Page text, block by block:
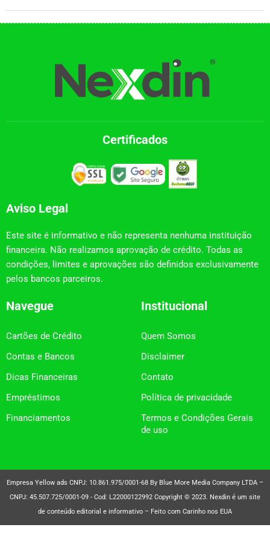
Certificados
Aviso Legal
Este site é informativo e não representa nenhuma instituição
financeira. Não realizamos aprovação de crédito. Todas as
condições, limites e aprovações são definidos exclusivamente
pelos bancos parceiros.
Navegue
Cartões de Crédito
Contas e Bancos
Dicas Financeiras
Empréstimos
Financiamentos
Institucional
Quem Somos
Disclaimer
Contato
Política de privacidade
Termos e Condições Gerais
de uso
Empresa Yellow ads CNPJ: 10.861.975/0001-68 By Blue More Media Company LTDA –
CNPJ: 45.507.725/0001-09 - Cod: L22000122992 Copyright © 2023. Nexdin é um site
de conteúdo editorial e informativo – Feito com Carinho nos EUA